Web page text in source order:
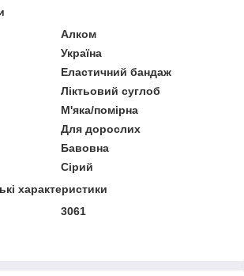
Алком
Україна
Еластичний бандаж
Ліктьовий суглоб
М'яка/помірна
Для дорослих
Бавовна
Сірий
характеристики
3061